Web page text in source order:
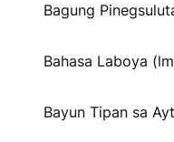
Bagung
Bahasa Laboya
Bayun Tipan sa